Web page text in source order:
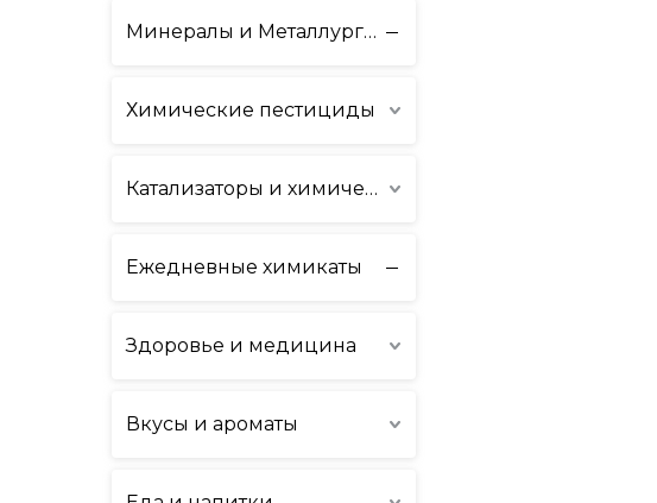
Минералы и Металлургия
Химические пестициды
Катализаторы и химические вспомогательные вещества
Ежедневные химикаты
Здоровье и медицина
Вкусы и ароматы